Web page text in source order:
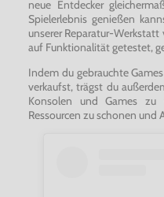
neue Entdecker
Spielerlebnis genießen
unserer Reparatur-
auf Funktionalität getestet,
Indem du gebrauchte
verkaufst, trägst du
Konsolen und Games
Ressourcen zu schonen und